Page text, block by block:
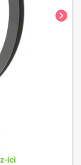
chevron_right
? Cliquez-ici